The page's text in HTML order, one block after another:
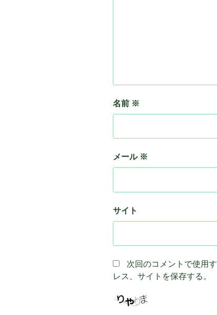
名前 ※
メール ※
サイト
次回のコメントで使用
レス、サイトを保存する。